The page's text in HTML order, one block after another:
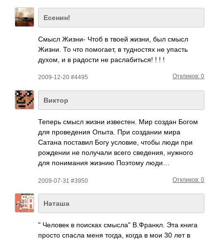
Есенин!
Смысл Жизни- Чтоб в твоей жизни, был смысл
Жизни. То что помо­гает, в тудн­остях не упасть
духом, и в радости не расл­абит­ься! ! ! !
2009-12-20 #4495 Откликов: 0
Виктор
Теперь смысл жизни изве­стен. Мир создан Богом
для пров­едения Опыта. При созд­ании мира
Сатана пост­авил Богу усло­вие, чтобы люди при
рожд­ении не полу­чали всего свед­ения, нужного
для пони­мания жизнию Поэтому люди…
2009-07-31 #3950 Откликов: 0
Наташа
" Человек в поисках смысла" В.Фр­анкл. Эта книга
просто спасла меня тогда, когда в мои 30 лет в